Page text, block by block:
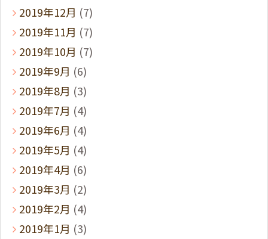
2019年12月 (7)
2019年11月 (7)
2019年10月 (7)
2019年9月 (6)
2019年8月 (3)
2019年7月 (4)
2019年6月 (4)
2019年5月 (4)
2019年4月 (6)
2019年3月 (2)
2019年2月 (4)
2019年1月 (3)